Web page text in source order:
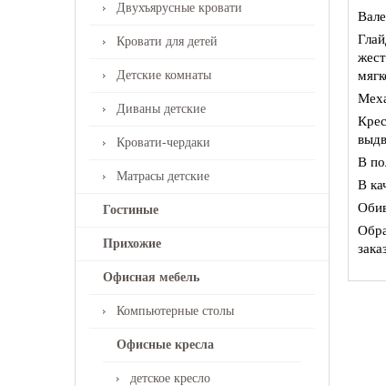
Двухъярусные кровати
Кровати для детей
Детские комнаты
Диваны детские
Кровати-чердаки
Матрасы детские
Гостиные
Прихожие
Офисная мебель
Компьютерные столы
Офисные кресла
детское кресло
В
В